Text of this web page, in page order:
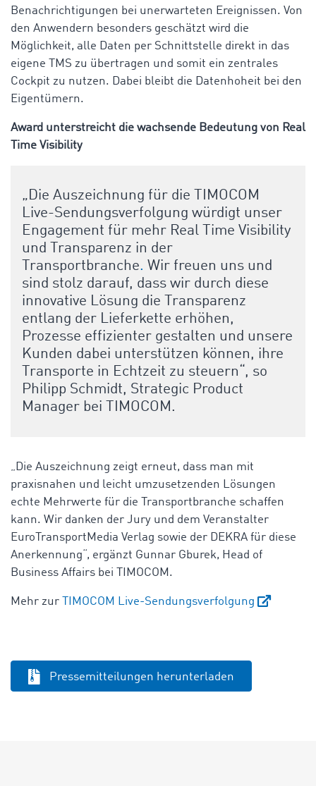
Benachrichtigungen bei unerwarteten Ereignissen. Von
den Anwendern besonders geschätzt wird die
Möglichkeit, alle Daten per Schnittstelle direkt in das
eigene TMS zu übertragen und somit ein zentrales
Cockpit zu nutzen. Dabei bleibt die Datenhoheit bei den
Eigentümern.
Award unterstreicht die wachsende Bedeutung von Real
Time Visibility
„Die Auszeichnung für die TIMOCOM
Live-Sendungsverfolgung würdigt unser
Engagement für mehr Real Time Visibility
und Transparenz in der
Transportbranche. Wir freuen uns und
sind stolz darauf, dass wir durch diese
innovative Lösung die Transparenz
entlang der Lieferkette erhöhen,
Prozesse effizienter gestalten und unsere
Kunden dabei unterstützen können, ihre
Transporte in Echtzeit zu steuern“, so
Philipp Schmidt, Strategic Product
Manager bei TIMOCOM.
„Die Auszeichnung zeigt erneut, dass man mit
praxisnahen und leicht umzusetzenden Lösungen
echte Mehrwerte für die Transportbranche schaffen
kann. Wir danken der Jury und dem Veranstalter
EuroTransportMedia Verlag sowie der DEKRA für diese
Anerkennung“, ergänzt Gunnar Gburek, Head of
Business Affairs bei TIMOCOM.
Mehr zur TIMOCOM Live-Sendungsverfolgung
Pressemitteilungen herunterladen